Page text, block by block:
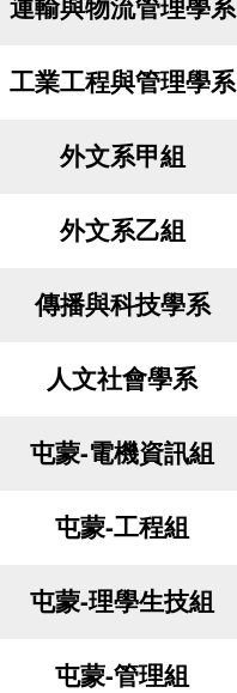
運輸與物流管理學系
工業工程與管理學系
外文系甲組
外文系乙組
傳播與科技學系
人文社會學系
屯蒙-電機資訊組
屯蒙-工程組
屯蒙-理學生技組
屯蒙-管理組